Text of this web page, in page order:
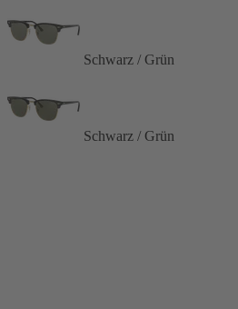
Schwarz / Grün
Schwarz / Grün